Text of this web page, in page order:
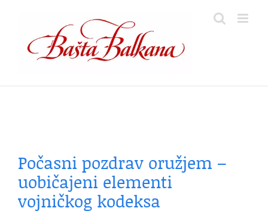
content
Počasni pozdrav oružjem –
uobičajeni elementi
vojničkog kodeksa